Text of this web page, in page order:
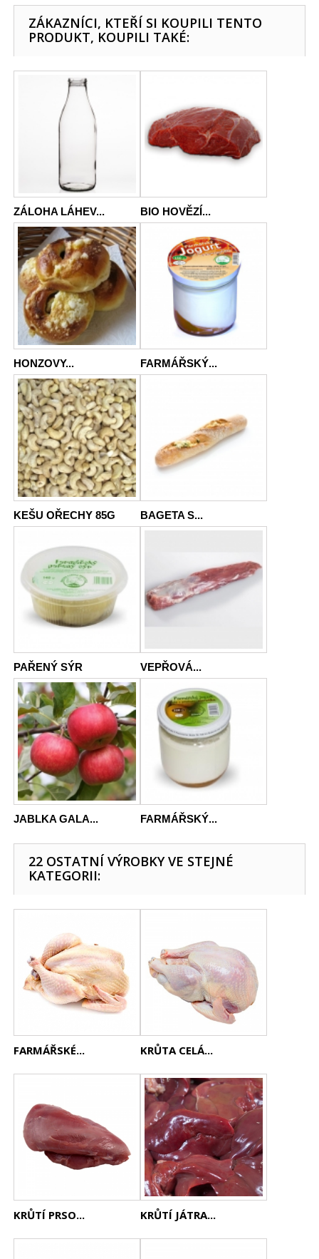
ZÁKAZNÍCI, KTEŘÍ SI KOUPILI TENTO
PRODUKT, KOUPILI TAKÉ:
ZÁLOHA LÁHEV... BIO HOVĚZÍ...
HONZOVY... FARMÁŘSKÝ...
KEŠU OŘECHY 85G BAGETA S...
PAŘENÝ SÝR VEPŘOVÁ...
JABLKA GALA... FARMÁŘSKÝ...
22 OSTATNÍ VÝROBKY VE STEJNÉ
KATEGORII:
FARMÁŘSKÉ... KRŮTA CELÁ...
KRŮTÍ PRSO... KRŮTÍ JÁTRA...